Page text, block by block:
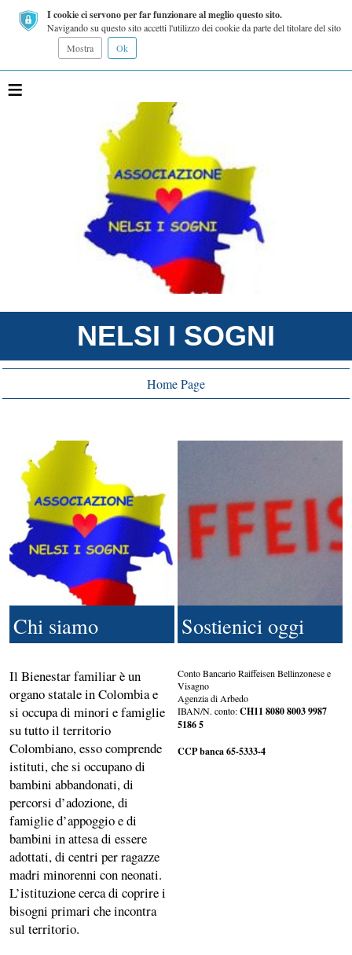
I cookie ci servono per far funzionare al meglio questo sito.
Navigando su questo sito accetti l'utilizzo dei cookie da parte del titolare del sito
Mostra
Ok
≡
NELSI I SOGNI
Home Page
Chi siamo
Il Bienestar familiar è un
organo statale in Colombia e
si occupa di minori e famiglie
su tutto il territorio
Colombiano, esso comprende
istituti, che si occupano di
bambini abbandonati, di
percorsi d’adozione, di
famiglie d’appoggio e di
bambini in attesa di essere
adottati, di centri per ragazze
madri minorenni con neonati.
L’istituzione cerca di coprire i
bisogni primari che incontra
sul territorio.
Sostienici oggi
Conto Bancario Raiffeisen Bellinzonese e
Visagno
Agenzia di Arbedo
IBAN/N. conto:CH11 8080 8003 9987
5186 5
CCP banca 65-5333-4